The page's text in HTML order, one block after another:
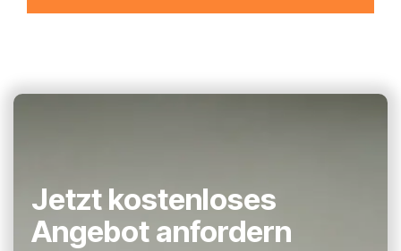
Jetzt kostenloses
Angebot anfordern